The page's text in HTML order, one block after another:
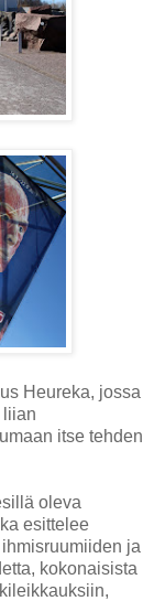
Heureka, jossa
liian
itse tehden
oleva
esittelee
ja
kokonaisista